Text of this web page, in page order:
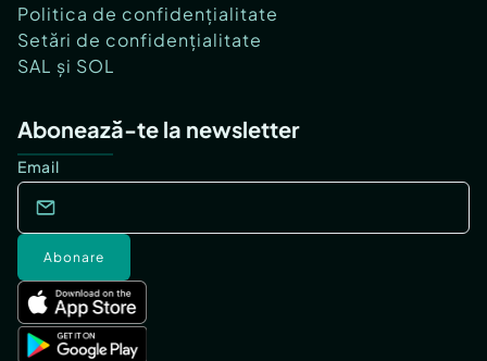
Politica de confidențialitate
Setări de confidențialitate
SAL și SOL
Abonează-te la newsletter
Email
Abonare